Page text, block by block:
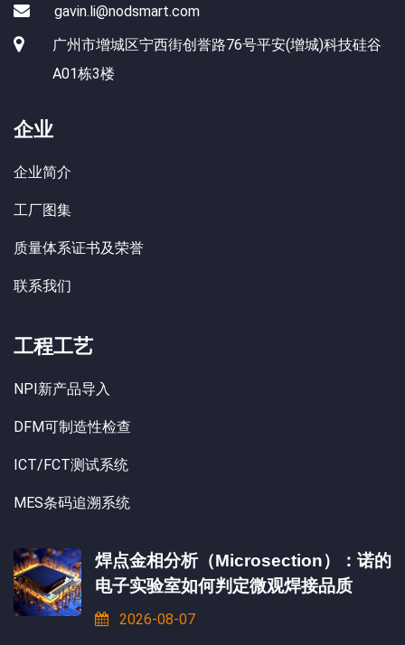
gavin.li@nodsmart.com
广州市增城区宁西街创誉路76号平安(增城)科技硅谷
A01栋3楼
企业
企业简介
工厂图集
质量体系证书及荣誉
联系我们
工程工艺
NPI新产品导入
DFM可制造性检查
ICT/FCT测试系统
MES条码追溯系统
焊点金相分析（Microsection）：诺的
电子实验室如何判定微观焊接品质
2026-08-07